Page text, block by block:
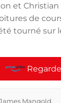
et Christian
de
tourné sur
Mangold